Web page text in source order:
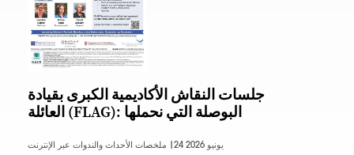
جلسات النقاش الأكاديمية الكبرى بقيادة
العائلة (FLAG): البوصلة التي نحملها
24 يونيو 2026